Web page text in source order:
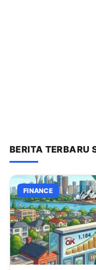
BERITA TERBARU
FINANCE